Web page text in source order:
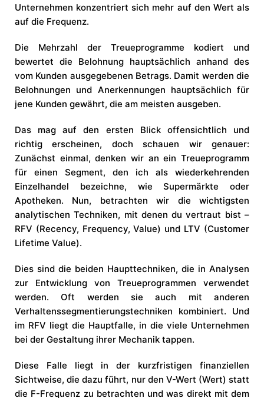
Unternehmen konzentriert sich mehr auf den Wert als
auf die Frequenz.
Die Mehrzahl der Treueprogramme kodiert und
bewertet die Belohnung hauptsächlich anhand des
vom Kunden ausgegebenen Betrags. Damit werden die
Belohnungen und Anerkennungen hauptsächlich für
jene Kunden gewährt, die am meisten ausgeben.
Das mag auf den ersten Blick offensichtlich und
richtig erscheinen, doch schauen wir genauer:
Zunächst einmal, denken wir an ein Treueprogramm
für einen Segment, den ich als wiederkehrenden
Einzelhandel bezeichne, wie Supermärkte oder
Apotheken. Nun, betrachten wir die wichtigsten
analytischen Techniken, mit denen du vertraut bist –
RFV (Recency, Frequency, Value) und LTV (Customer
Lifetime Value).
Dies sind die beiden Haupttechniken, die in Analysen
zur Entwicklung von Treueprogrammen verwendet
werden. Oft werden sie auch mit anderen
Verhaltenssegmentierungstechniken kombiniert. Und
im RFV liegt die Hauptfalle, in die viele Unternehmen
bei der Gestaltung ihrer Mechanik tappen.
Diese Falle liegt in der kurzfristigen finanziellen
Sichtweise, die dazu führt, nur den V-Wert (Wert) statt
die F-Frequenz zu betrachten und was direkt mit dem